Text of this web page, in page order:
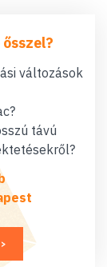
változások
távú